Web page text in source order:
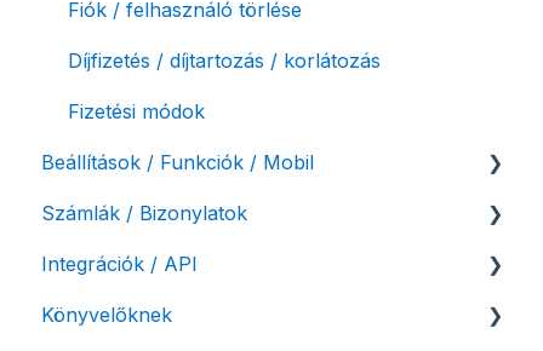
Számlaverzum
Fiók / felhasználó törlése
Díjfizetés / díjtartozás / korlátozás
Fizetési módok
Beállítások / Funkciók / Mobil
Számlakészítés
Mobilapplikáció / MostSzámlázz
Bejövő számlák és vevői fiók
Számlák / Bizonylatok
Sztornó-, és helyesbítő számla
Díjbekérő, szállítólevél
Integrációk / API
API interfész, Számla Agent
Könyvelőknek